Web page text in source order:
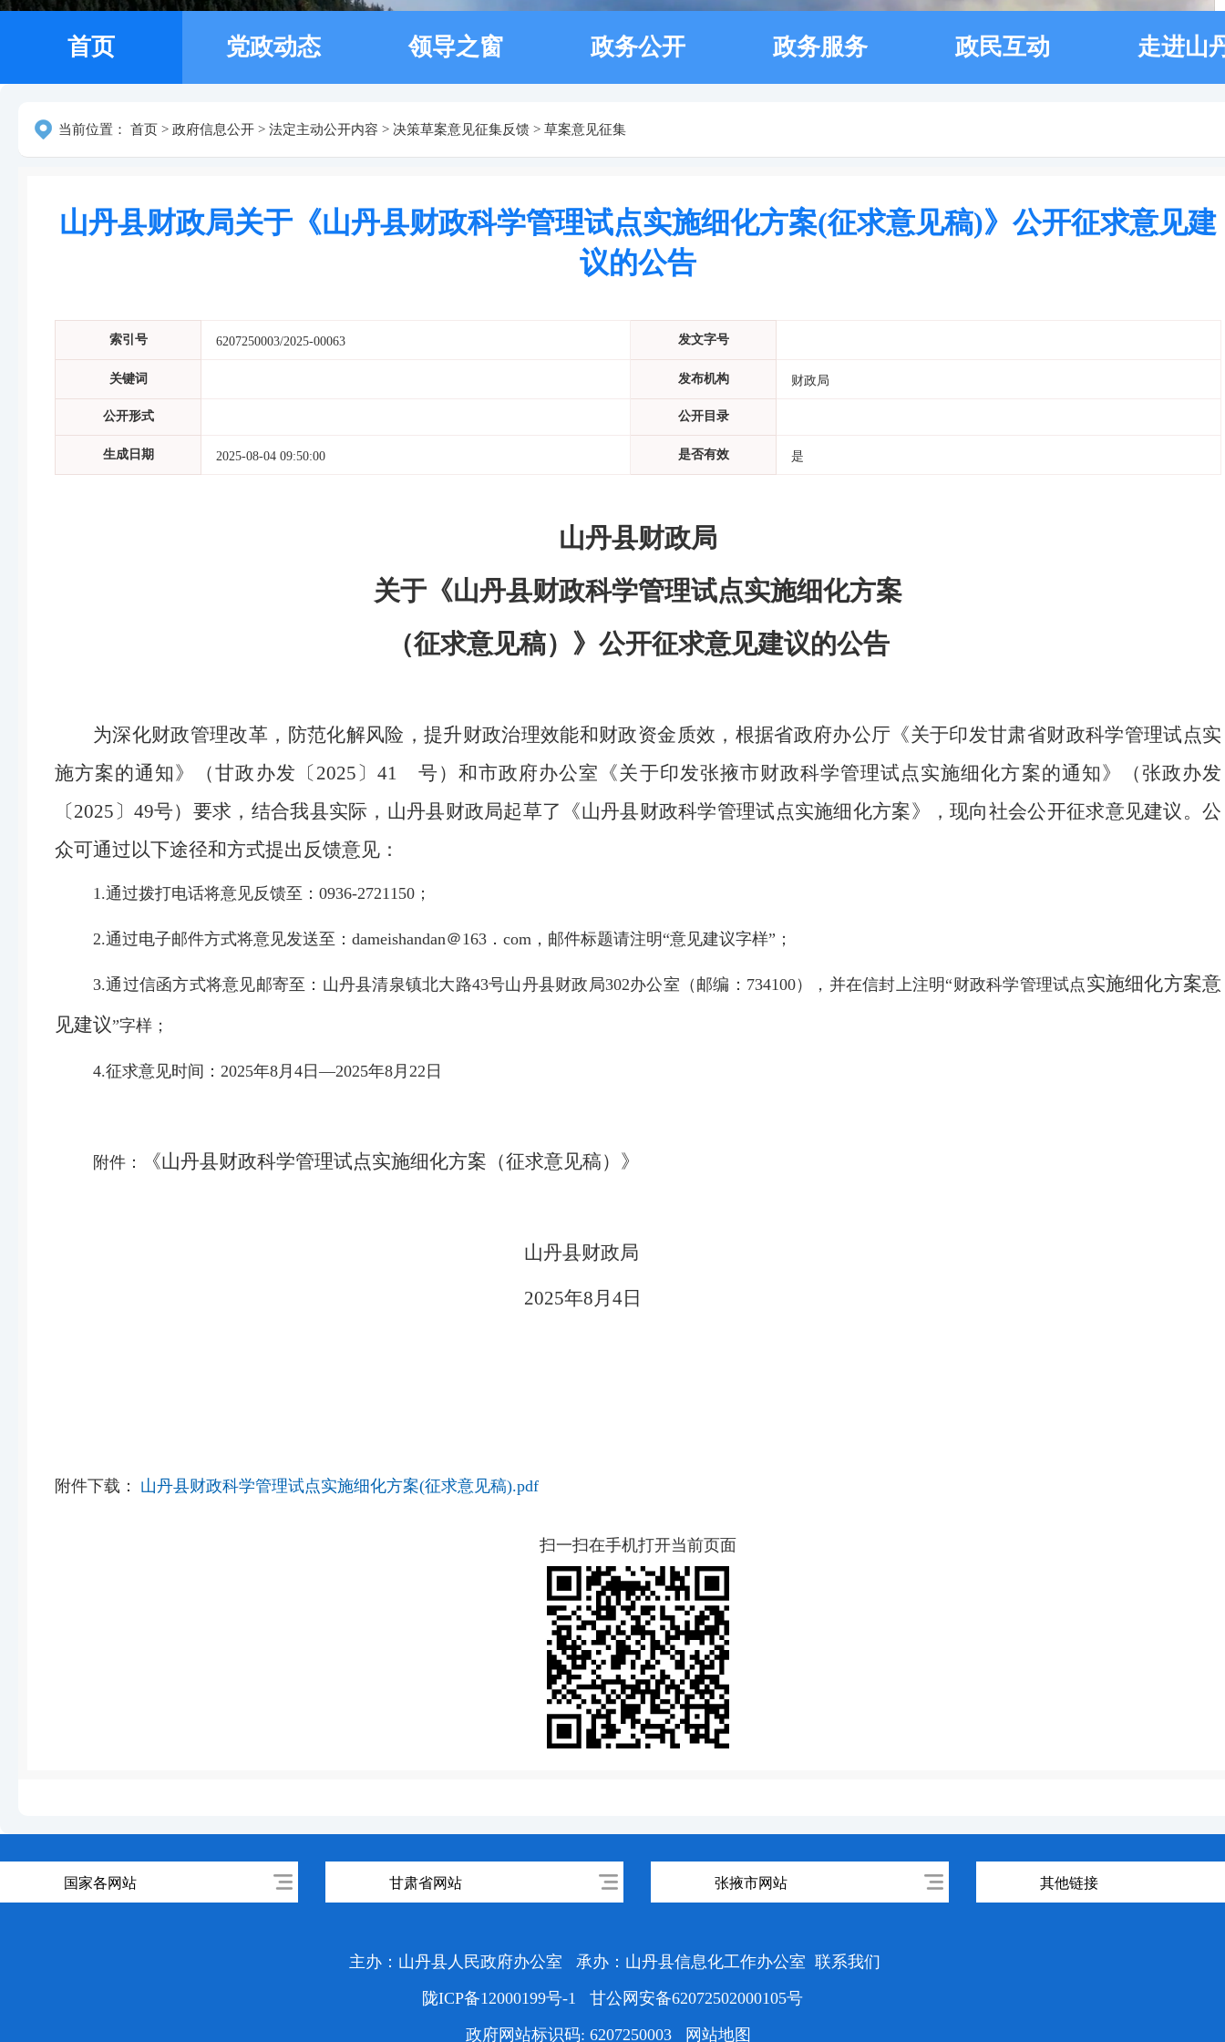
首页 党政动态 领导之窗 政务公开 政务服务 政民互动 走进山
当前位置： 首页 > 政府信息公开 > 法定主动公开内容 > 决策草案意见征集反馈 > 草案意见征集
山丹县财政局关于《山丹县财政科学管理试点实施细化方案(征求意见稿)》公开征求意见建
议的公告
索引号 6207250003/2025-00063 发文字号
关键词 发布机构 财政局
公开形式 公开目录
生成日期 2025-08-04 09:50:00 是否有效 是
山丹县财政局
关于《山丹县财政科学管理试点实施细化方案
（征求意见稿）》公开征求意见建议的公告
为深化财政管理改革，防范化解风险，提升财政治理效能和财政资金质效，根据省政府办公厅 《关于印发甘肃省财政科学管理试点实
施方案的通知》（甘政办发〔2025〕41 号）和市政府办公室《关于印发张掖市财政科学管理试点实施细化方案的通知》（张政办发
〔2025〕49号）要求， 结合我县实际，山丹县财政局起草了《山丹县财政科学管理试点实施细化方案》，现向社会公开征求意见建议。公
众可通过以下途径和方式提出反馈意见：
1.通过拨打电话将意见反馈至：0936-2721150；
2.通过电子邮件方式将意见发送至：dameishandan＠163．com，邮件标题请注明“意见建议字样”；
3.通过信函方式将意见邮寄至：山丹县清泉镇北大路43号山丹县财政局302办公室（邮编：734100），并在信封上注明“财政科学管理试点 实施细化方案意
见建议”字样；
4.征求意见时间：2025年8月4日—2025年8月22日
附件： 《山丹县财政科学管理试点实施细化方案 （征求意见稿）》
山丹县财政局
2025年8月4日
附件下载： 山丹县财政科学管理试点实施细化方案(征求意见稿).pdf
扫一扫在手机打开当前页面
国家各网站 甘肃省网站 张掖市网站 其他链接
主办：山丹县人民政府办公室 承办：山丹县信息化工作办公室 联系我们
陇ICP备12000199号-1
甘公网安备62072502000105号
政府网站标识码: 6207250003
网站地图